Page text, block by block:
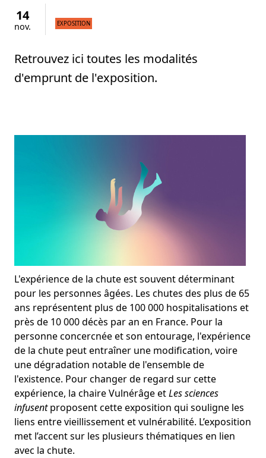
14
nov. EXPOSITION
Retrouvez ici toutes les modalités
d'emprunt de l'exposition.
L'expérience de la chute est souvent déterminant
pour les personnes âgées. Les chutes des plus de 65
ans représentent plus de 100 000 hospitalisations et
près de 10 000 décès par an en France. Pour la
personne concercnée et son entourage, l'expérience
de la chute peut entraîner une modification, voire
une dégradation notable de l'ensemble de
l'existence. Pour changer de regard sur cette
expérience, la chaire Vulnérâge etLes sciences
infusentproposent cette exposition qui souligne les
liens entre vieillissement et vulnérabilité. L’exposition
met l’accent sur les plusieurs thématiques en lien
avec la chute.